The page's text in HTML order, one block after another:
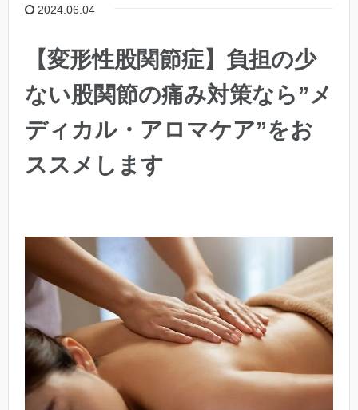
2024.06.04
【変形性股関節症】負担の少
ない股関節の痛み対策なら”メ
ディカル・アロマケア”をお
ススメします